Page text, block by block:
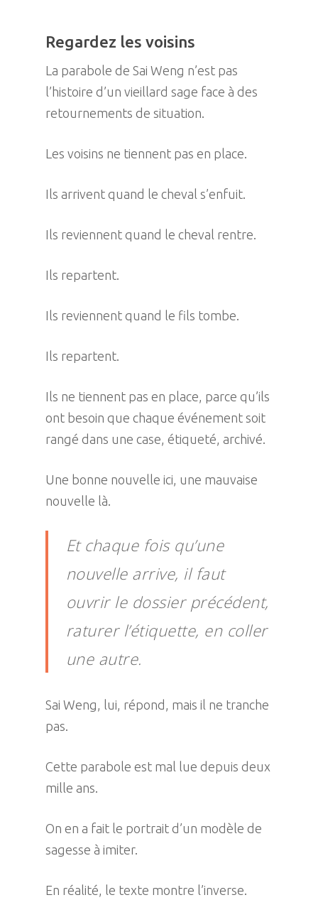
Regardez les voisins
La parabole de Sai Weng n’est pas
l’histoire d’un vieillard sage face à des
retournements de situation.
Les voisins ne tiennent pas en place.
Ils arrivent quand le cheval s’enfuit.
Ils reviennent quand le cheval rentre.
Ils repartent.
Ils reviennent quand le fils tombe.
Ils repartent.
Ils ne tiennent pas en place, parce qu’ils
ont besoin que chaque événement soit
rangé dans une case, étiqueté, archivé.
Une bonne nouvelle ici, une mauvaise
nouvelle là.
Et chaque fois qu’une
nouvelle arrive, il faut
ouvrir le dossier précédent,
raturer l’étiquette, en coller
une autre.
Sai Weng, lui, répond, mais il ne tranche
pas.
Cette parabole est mal lue depuis deux
mille ans.
On en a fait le portrait d’un modèle de
sagesse à imiter.
En réalité, le texte montre l’inverse.